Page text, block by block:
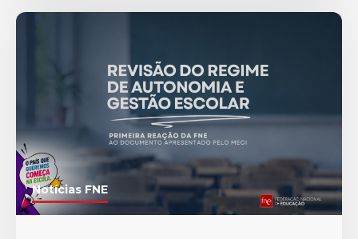
Notícias FNE